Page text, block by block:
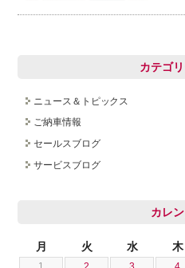
店舗/スタッフ情報
トップランク・マガジン
カテゴ
ニュース＆トピックス
ご納車情報
セールスブログ
サービスブログ
カレ
月 火 水 木